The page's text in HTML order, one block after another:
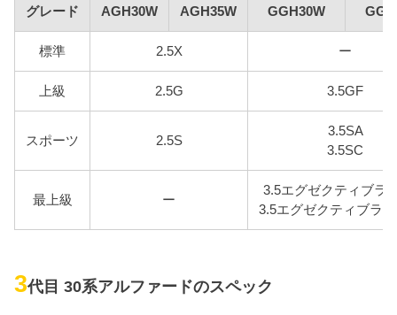
グレード AGH30W AGH35W GGH30W
標準 2.5X ー
上級 2.5G 3.5GF
スポーツ 2.5S
3.5SA
3.5SC
最上級 ー
3.5エグゼクティブラ
3.5エグゼクティブラ
3代目 30系アルファードのスペック